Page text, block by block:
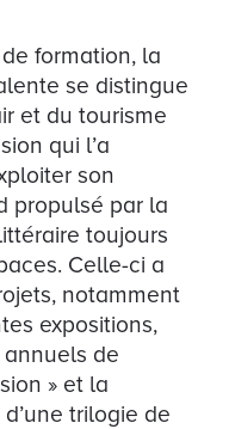
formation, la
se distingue
et du tourisme
qui l’a
son
propulsé par la
toujours
Celle-ci a
notamment
expositions,
annuels de
» et la
trilogie de